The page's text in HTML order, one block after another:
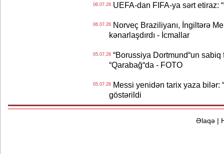
06.07.26UEFA-dan FIFA-ya sərt etiraz:
06.07.26Norveç Braziliyanı, İngiltərə
kənarlaşdırdı - İcmallar
05.07.26“Borussiya Dortmund“un sabiq
“Qarabağ“da - FOTO
05.07.26Messi yenidən tarix yaza bilər:
göstərildi
Əlaqə|